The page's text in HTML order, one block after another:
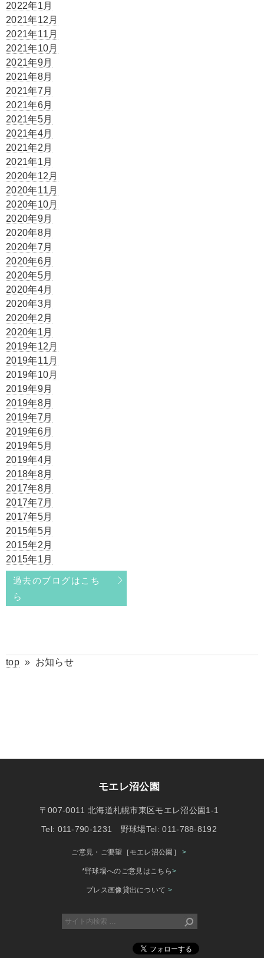
2022年1月
2021年12月
2021年11月
2021年10月
2021年9月
2021年8月
2021年7月
2021年6月
2021年5月
2021年4月
2021年2月
2021年1月
2020年12月
2020年11月
2020年10月
2020年9月
2020年8月
2020年7月
2020年6月
2020年5月
2020年4月
2020年3月
2020年2月
2020年1月
2019年12月
2019年11月
2019年10月
2019年9月
2019年8月
2019年7月
2019年6月
2019年5月
2019年4月
2018年8月
2017年8月
2017年7月
2017年5月
2015年5月
2015年2月
2015年1月
過去のブログはこち
ら
top» お知らせ
モエレ沼公園
〒007-0011 北海道札幌市東区モエレ沼公園1-1
Tel: 011-790-1231 野球場Tel: 011-788-8192
ご意見・ご要望［モエレ沼公園］>
*野球場へのご意見はこちら>
プレス画像貸出について >